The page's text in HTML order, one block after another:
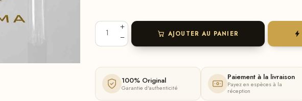
AJOUTER AU PANIER
100% Original
Garantie d'authenticité
Paiement à la livraison
Payez en espèces à la
réception